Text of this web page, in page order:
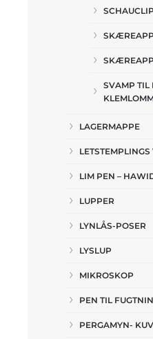
SVAMP TIL
LAGERMAPPE
LETSTEMPLINGS
LIM PEN –
LUPPER
LYNLÅS-POSER
LYSLUP
MIKROSKOP
PEN TIL
PERGAMYN-